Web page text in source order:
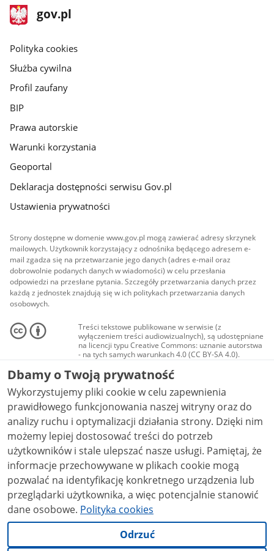
stopka
gov.pl
Strona
gov.pl
gov.pl
Polityka cookies
Służba cywilna
Profil zaufany
BIP
Prawa autorskie
Warunki korzystania
Geoportal
Deklaracja dostępności serwisu Gov.pl
Ustawienia prywatności
Strony dostępne w domenie www.gov.pl mogą zawierać adresy skrzynek
mailowych. Użytkownik korzystający z odnośnika będącego adresem e-
mail zgadza się na przetwarzanie jego danych (adres e-mail oraz
dobrowolnie podanych danych w wiadomości) w celu przesłania
odpowiedzi na przesłane pytania. Szczegóły przetwarzania danych przez
każdą z jednostek znajdują się w ich politykach przetwarzania danych
osobowych.
Treści tekstowe publikowane w serwisie (z
wyłączeniem treści audiowizualnych), są udostępniane
na licencji typu Creative Commons: uznanie autorstwa
- na tych samych warunkach 4.0 (CC BY-SA 4.0).
Materiały audiowizualne, w tym zdjęcia, materiały
audio i wideo, są udostępniane na licencji typu
Creative Commons: uznanie autorstwa użycie
niekomercyjne - bez utworów zależnych 4.0 (CC BY-
NC-ND 4.0), o ile nie jest to stwierdzone inaczej.
Dbamy o Twoją prywatność
Wykorzystujemy pliki cookie w celu zapewnienia
prawidłowego funkcjonowania naszej witryny oraz do
analizy ruchu i optymalizacji działania strony. Dzięki nim
możemy lepiej dostosować treści do potrzeb
użytkowników i stale ulepszać nasze usługi. Pamiętaj, że
informacje przechowywane w plikach cookie mogą
pozwalać na identyfikację konkretnego urządzenia lub
przeglądarki użytkownika, a więc potencjalnie stanowić
dane osobowe. Polityka cookies
Odrzuć